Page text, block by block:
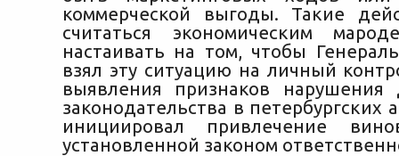
коммерческой выгоды. Такие
считаться экономическим
настаивать на том, чтобы
взял эту ситуацию на личный
выявления признаков нарушения
законодательства в петербургских
инициировал привлечение
установленной законом